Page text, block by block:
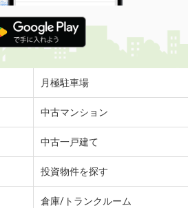
月極駐車場
中古マンション
中古一戸建て
投資物件を探す
倉庫/トランクルーム